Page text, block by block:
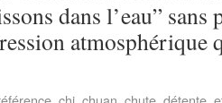
dans l’eau” sans